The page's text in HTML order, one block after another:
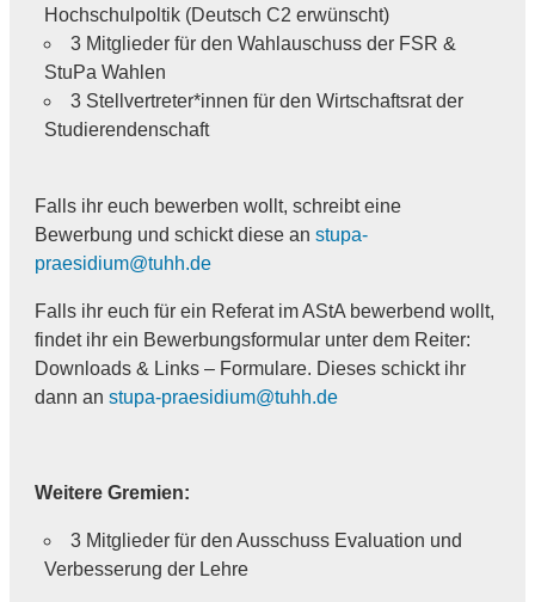
Hochschulpoltik (Deutsch C2 erwünscht)
3 Mitglieder für den Wahlauschuss der FSR &
StuPa Wahlen
3 Stellvertreter*innen für den Wirtschaftsrat der
Studierendenschaft
Falls ihr euch bewerben wollt, schreibt eine
Bewerbung und schickt diese an stupa-
praesidium@tuhh.de
Falls ihr euch für ein Referat im AStA bewerbend wollt,
findet ihr ein Bewerbungsformular unter dem Reiter:
Downloads & Links – Formulare. Dieses schickt ihr
dann an stupa-praesidium@tuhh.de
Weitere Gremien:
3 Mitglieder für den Ausschuss Evaluation und
Verbesserung der Lehre